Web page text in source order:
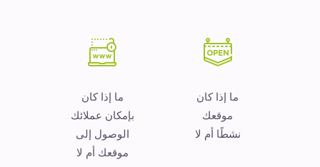
ما إذا كان
موقعك
نشطًا أم لا
ما إذا كان
بإمكان عملائك
الوصول إلى
موقعك أم لا